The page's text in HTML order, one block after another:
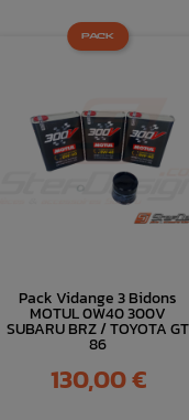
Pack Vidange 3 Bidons
MOTUL 0W40 300V
SUBARU BRZ / TOYOTA GT
86
Prix
130,00 €
PACK